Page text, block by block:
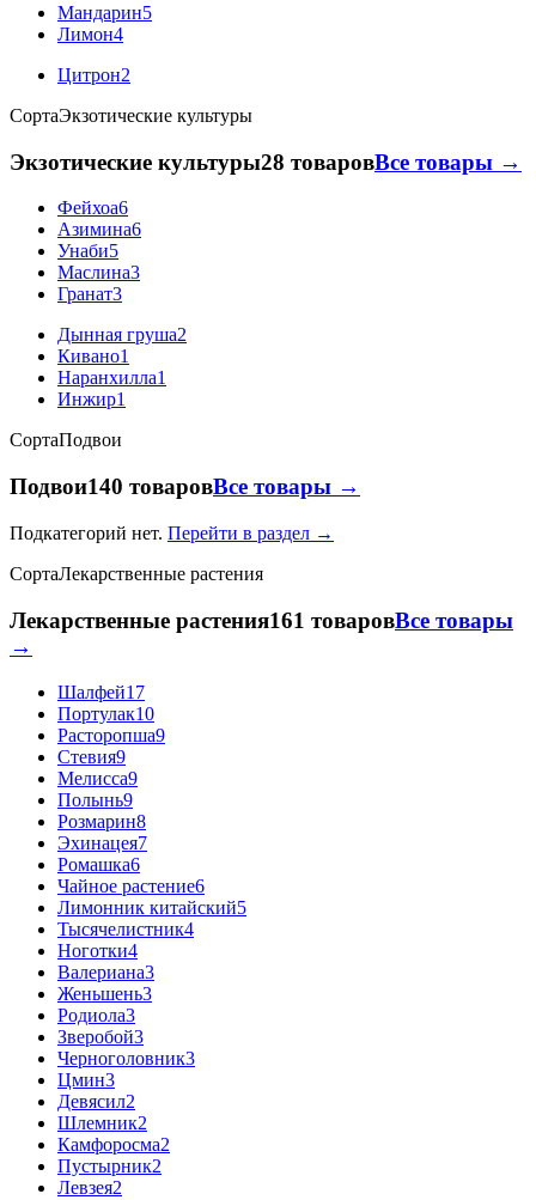
Мандарин5
Лимон4
Цитрон2
СортаЭкзотические культуры
Экзотические культуры28 товаровВсе товары →
Фейхоа6
Азимина6
Унаби5
Маслина3
Гранат3
Дынная груша2
Кивано1
Наранхилла1
Инжир1
СортаПодвои
Подвои140 товаровВсе товары →
Подкатегорий нет. Перейти в раздел →
СортаЛекарственные растения
Лекарственные растения161 товаровВсе товары
→
Шалфей17
Портулак10
Расторопша9
Стевия9
Мелисса9
Полынь9
Розмарин8
Эхинацея7
Ромашка6
Чайное растение6
Лимонник китайский5
Тысячелистник4
Ноготки4
Валериана3
Женьшень3
Родиола3
Зверобой3
Черноголовник3
Цмин3
Девясил2
Шлемник2
Камфоросма2
Пустырник2
Левзея2